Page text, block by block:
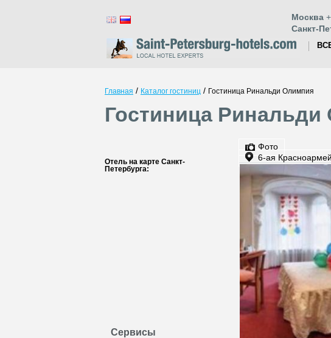
Москва
Санкт-
Главная / Каталог гостиниц / Гостиница Ринальди Олимпия
Гостиница Ринальди
Отель на карте Санкт-
Петербурга:
Сервисы
Фото
6-ая